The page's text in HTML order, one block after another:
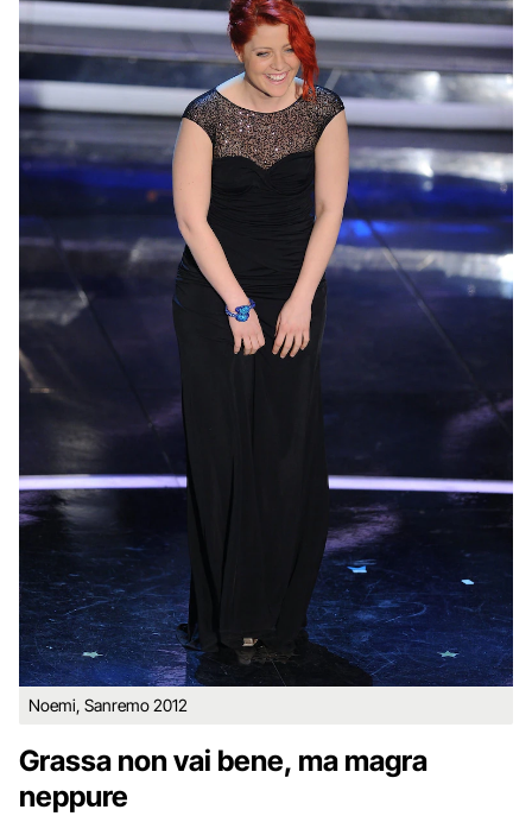
Noemi, Sanremo 2012
Grassa non vai bene, ma magra
neppure